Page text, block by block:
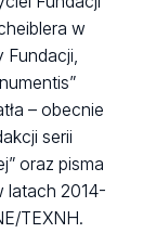
w
– obecnie
serii
oraz pisma
latach 2014-
ΤΕΧΝΗ.